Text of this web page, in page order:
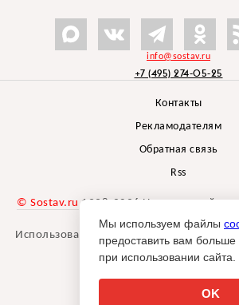
info@sostav.ru
+7 (495) 274-05-25
Контакты
Рекламодателям
Обратная связь
Rss
© Sostav.ru 1998-2026 Независимый
агентства Depot
Использование материалов Sostav.ru
указании источника.
Мы используем файлы
предоставить вам больше
при использовании сайта.
OK